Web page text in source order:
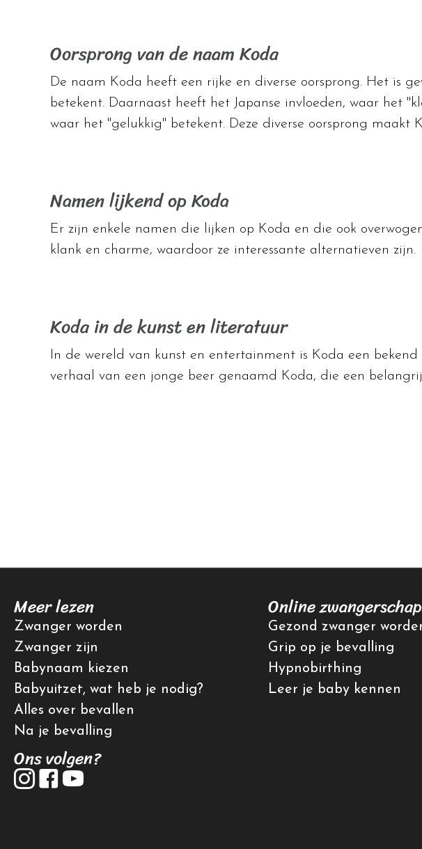
Oorsprong van de naam Koda
De naam Koda heeft een rijke en diverse oorsprong. Het is
betekent. Daarnaast heeft het Japanse invloeden, waar het
waar het "gelukkig" betekent. Deze diverse oorsprong maakt
Namen lijkend op Koda
Er zijn enkele namen die lijken op Koda en die ook
klank en charme, waardoor ze interessante alternatieven zijn.
Koda in de kunst en literatuur
In de wereld van kunst en entertainment is Koda een
verhaal van een jonge beer genaamd Koda, die een
Meer lezen
Zwanger worden
Zwanger zijn
Babynaam kiezen
Babyuitzet, wat heb je nodig?
Alles over bevallen
Na je bevalling
Ons volgen?
Online
Gezond zwanger
Grip op je bevalling
Hypnobirthing
Leer je baby kennen